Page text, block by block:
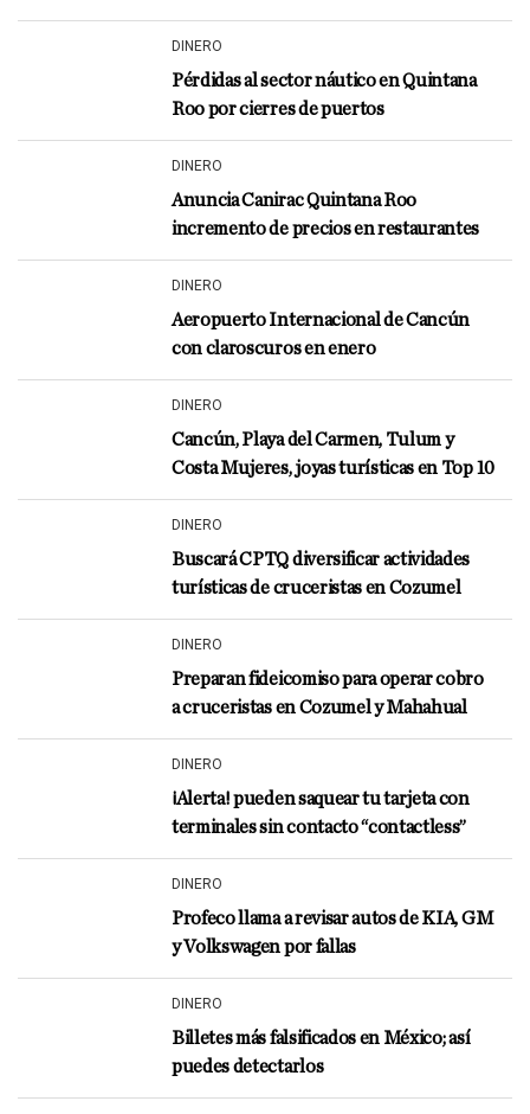
DINERO
Pérdidas al sector náutico en Quintana
Roo por cierres de puertos
DINERO
Anuncia Canirac Quintana Roo
incremento de precios en restaurantes
DINERO
Aeropuerto Internacional de Cancún
con claroscuros en enero
DINERO
Cancún, Playa del Carmen, Tulum y
Costa Mujeres, joyas turísticas en Top 10
DINERO
Buscará CPTQ diversificar actividades
turísticas de cruceristas en Cozumel
DINERO
Preparan fideicomiso para operar cobro
a cruceristas en Cozumel y Mahahual
DINERO
¡Alerta! pueden saquear tu tarjeta con
terminales sin contacto “contactless”
DINERO
Profeco llama a revisar autos de KIA, GM
y Volkswagen por fallas
DINERO
Billetes más falsificados en México; así
puedes detectarlos